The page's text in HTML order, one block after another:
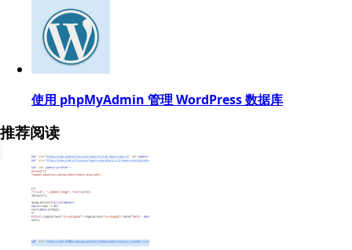
使用 phpMyAdmin 管理 WordPress 数据库
推荐阅读